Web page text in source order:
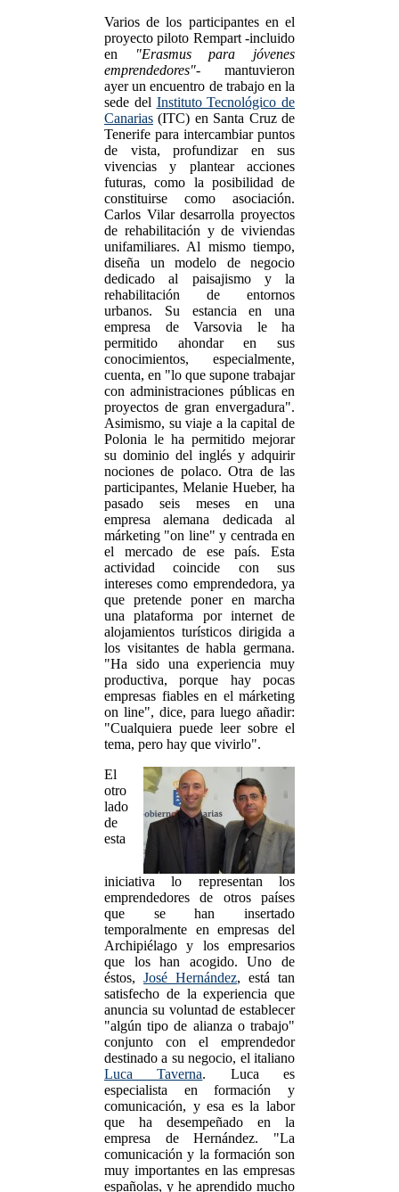
Varios de los participantes en el
proyecto piloto Rempart -incluido
en
"Erasmus para jóvenes
emprendedores"- mantuvieron
ayer un encuentro de trabajo en la
sede del Instituto Tecnológico de
Canarias (ITC) en Santa Cruz de
Tenerife para intercambiar puntos
de vista, profundizar en sus
vivencias y plantear acciones
futuras, como la posibilidad de
constituirse como asociación.
Carlos Vilar desarrolla proyectos
de rehabilitación y de viviendas
unifamiliares. Al mismo tiempo,
diseña un modelo de negocio
dedicado al paisajismo y la
rehabilitación de entornos
urbanos. Su estancia en una
empresa de Varsovia le ha
permitido ahondar en sus
conocimientos, especialmente,
cuenta, en "lo que supone trabajar
con administraciones públicas en
proyectos de gran envergadura".
Asimismo, su viaje a la capital de
Polonia le ha permitido mejorar
su dominio del inglés y adquirir
nociones de polaco. Otra de las
participantes, Melanie Hueber, ha
pasado seis meses en una
empresa alemana dedicada al
márketing "on line" y centrada en
el mercado de ese país. Esta
actividad coincide con sus
intereses como emprendedora, ya
que pretende poner en marcha
una plataforma por internet de
alojamientos turísticos dirigida a
los visitantes de habla germana.
"Ha sido una experiencia muy
productiva, porque hay pocas
empresas fiables en el márketing
on line", dice, para luego añadir:
"Cualquiera puede leer sobre el
tema, pero hay que vivirlo".
El
otro
lado
de
esta
iniciativa lo representan los
emprendedores de otros países
que se han insertado
temporalmente en empresas del
Archipiélago y los empresarios
que los han acogido. Uno de
éstos, José Hernández, está tan
satisfecho de la experiencia que
anuncia su voluntad de establecer
"algún tipo de alianza o trabajo"
conjunto con el emprendedor
destinado a su negocio, el italiano
Luca Taverna. Luca es
especialista en formación y
comunicación, y esa es la labor
que ha desempeñado en la
empresa de Hernández. "La
comunicación y la formación son
muy importantes en las empresas
españolas, y he aprendido mucho